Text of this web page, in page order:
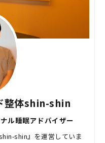
整体shin-shin
ル睡眠アドバイザー
shin』を運営していま